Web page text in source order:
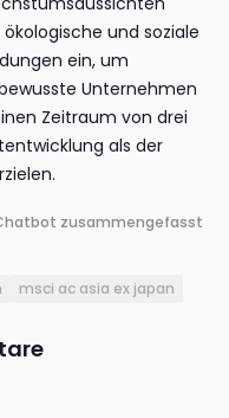
und soziale
ein, um
Unternehmen
Zeitraum von drei
als der
zusammengefasst
msci ac asia ex japan